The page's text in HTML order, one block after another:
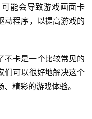
能会导致游戏画面卡
动程序，以提高游戏的
不卡是一个比较常见的
们可以很好地解决这个
精彩的游戏体验。